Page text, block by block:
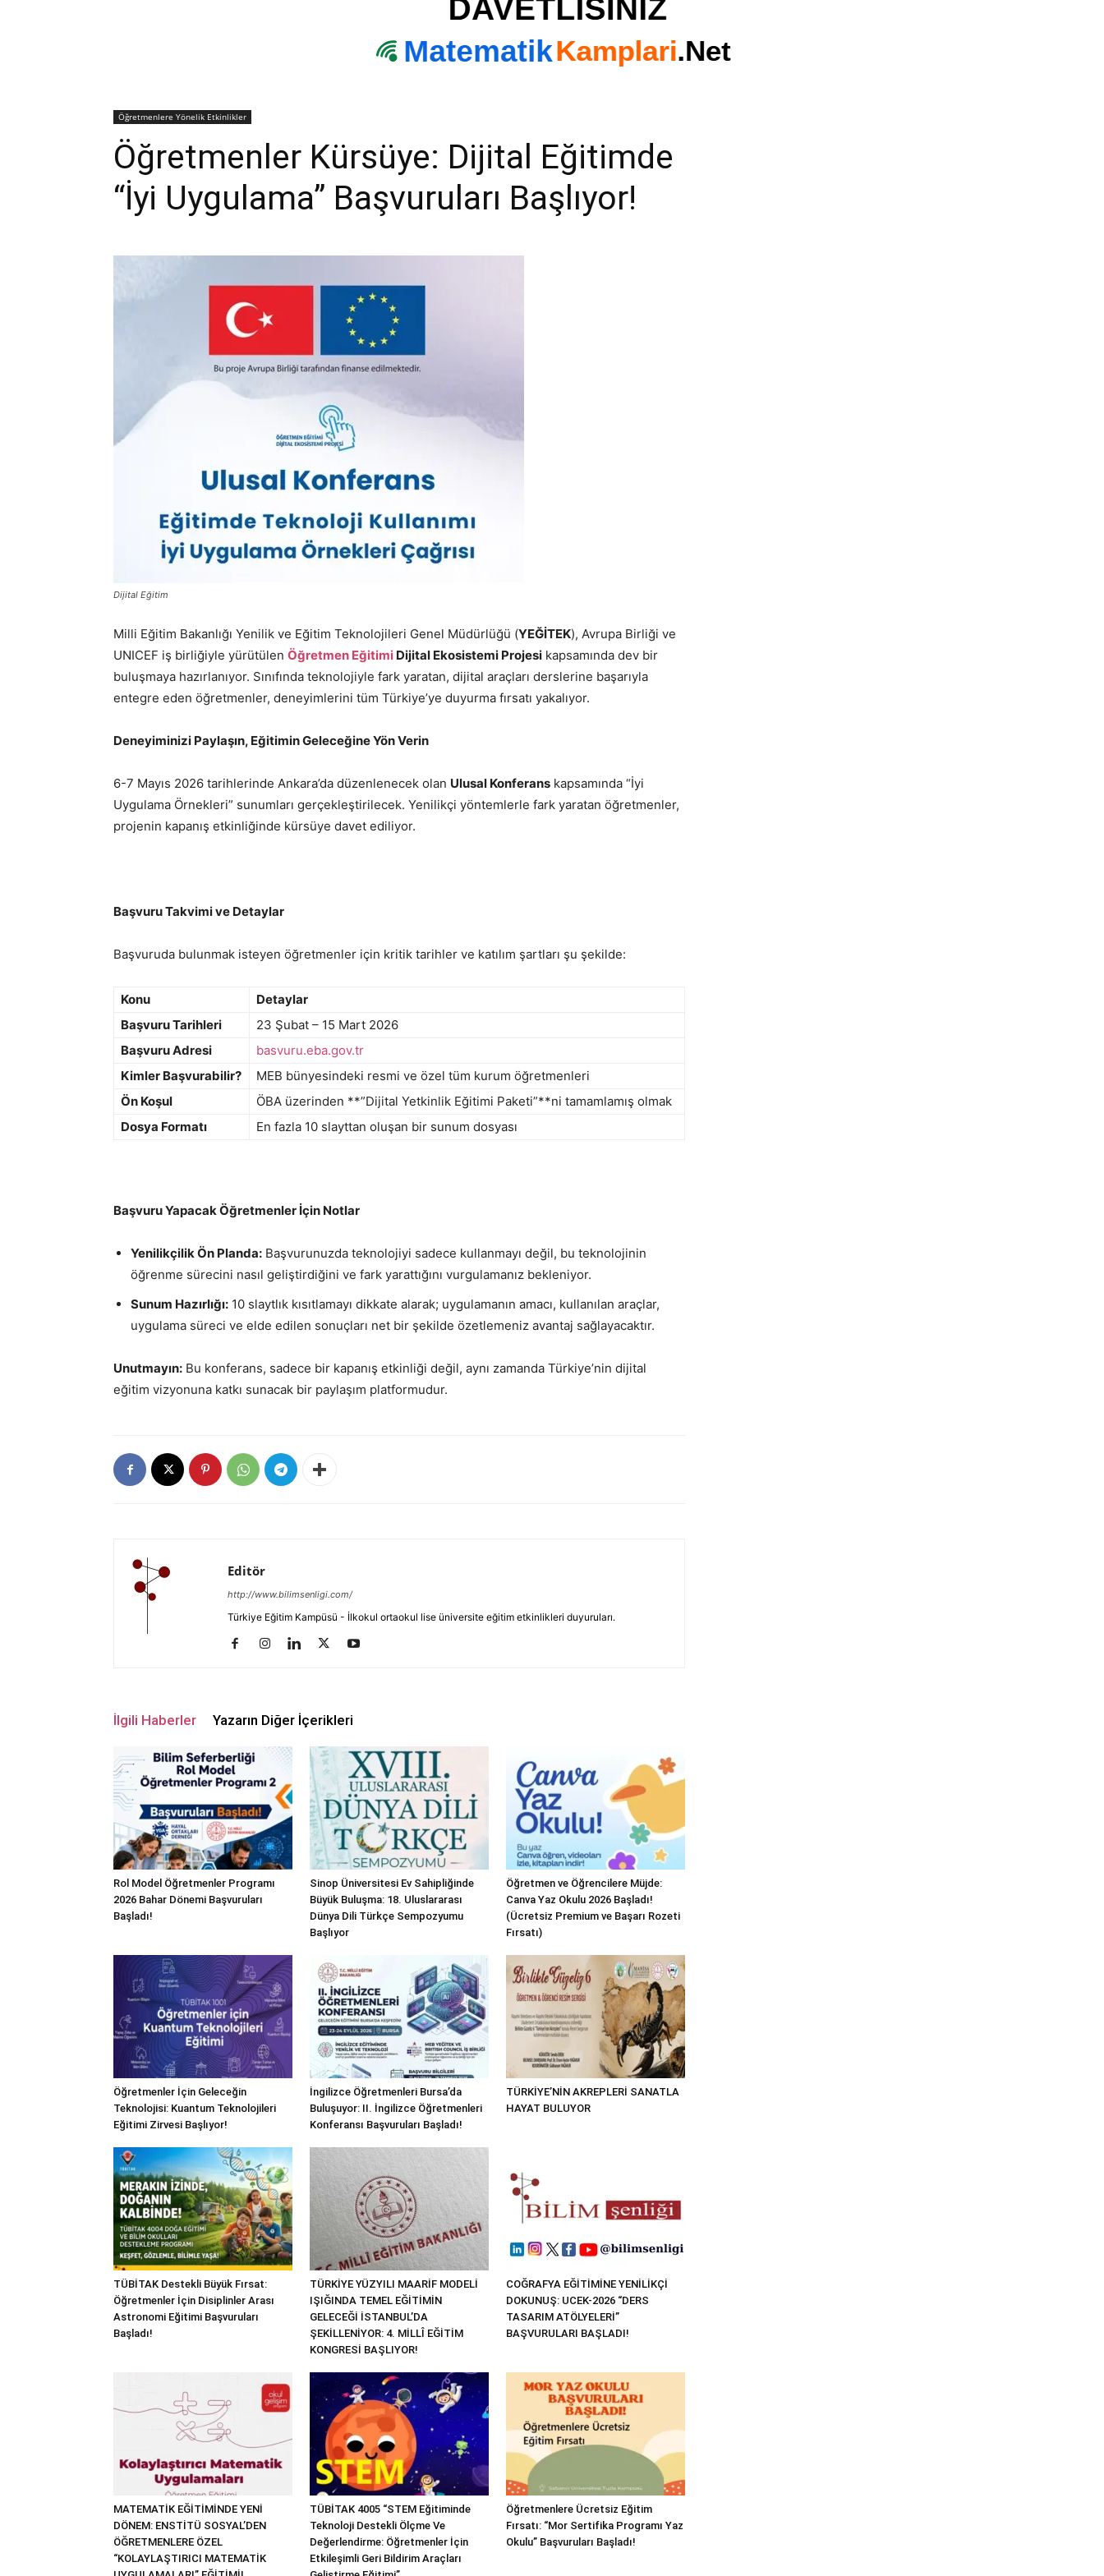
Öğretmenlere Yönelik Etkinlikler
Öğretmenler Kürsüye: Dijital Eğitimde
“İyi Uygulama” Başvuruları Başlıyor!
Dijital Eğitim
Milli Eğitim Bakanlığı Yenilik ve Eğitim Teknolojileri Genel Müdürlüğü (YEĞİTEK), Avrupa Birliği ve
UNICEF iş birliğiyle yürütülen Öğretmen Eğitimi Dijital Ekosistemi Projesi kapsamında dev bir
buluşmaya hazırlanıyor. Sınıfında teknolojiyle fark yaratan, dijital araçları derslerine başarıyla
entegre eden öğretmenler, deneyimlerini tüm Türkiye’ye duyurma fırsatı yakalıyor.
Deneyiminizi Paylaşın, Eğitimin Geleceğine Yön Verin
6-7 Mayıs 2026 tarihlerinde Ankara’da düzenlenecek olan Ulusal Konferans kapsamında “İyi
Uygulama Örnekleri” sunumları gerçekleştirilecek. Yenilikçi yöntemlerle fark yaratan öğretmenler,
projenin kapanış etkinliğinde kürsüye davet ediliyor.
Başvuru Takvimi ve Detaylar
Başvuruda bulunmak isteyen öğretmenler için kritik tarihler ve katılım şartları şu şekilde:
Konu
Detaylar
Başvuru Tarihleri
23 Şubat – 15 Mart 2026
Başvuru Adresi
basvuru.eba.gov.tr
Kimler Başvurabilir?
MEB bünyesindeki resmi ve özel tüm kurum öğretmenleri
Ön Koşul
ÖBA üzerinden **”Dijital Yetkinlik Eğitimi Paketi”**ni tamamlamış olmak
Dosya Formatı
En fazla 10 slayttan oluşan bir sunum dosyası
Başvuru Yapacak Öğretmenler İçin Notlar
Yenilikçilik Ön Planda: Başvurunuzda teknolojiyi sadece kullanmayı değil, bu teknolojinin
öğrenme sürecini nasıl geliştirdiğini ve fark yarattığını vurgulamanız bekleniyor.
Sunum Hazırlığı: 10 slaytlık kısıtlamayı dikkate alarak; uygulamanın amacı, kullanılan araçlar,
uygulama süreci ve elde edilen sonuçları net bir şekilde özetlemeniz avantaj sağlayacaktır.
Unutmayın: Bu konferans, sadece bir kapanış etkinliği değil, aynı zamanda Türkiye’nin dijital
eğitim vizyonuna katkı sunacak bir paylaşım platformudur.
Editör
http://www.bilimsenligi.com/
Türkiye Eğitim Kampüsü - İlkokul ortaokul lise üniversite eğitim etkinlikleri duyuruları.
İlgili Haberler Yazarın Diğer İçerikleri
Rol Model Öğretmenler Programı
2026 Bahar Dönemi Başvuruları
Başladı!
Sinop Üniversitesi Ev Sahipliğinde
Büyük Buluşma: 18. Uluslararası
Dünya Dili Türkçe Sempozyumu
Başlıyor
Öğretmen ve Öğrencilere Müjde:
Canva Yaz Okulu 2026 Başladı!
(Ücretsiz Premium ve Başarı Rozeti
Fırsatı)
Öğretmenler İçin Geleceğin
Teknolojisi: Kuantum Teknolojileri
Eğitimi Zirvesi Başlıyor!
İngilizce Öğretmenleri Bursa’da
Buluşuyor: II. İngilizce Öğretmenleri
Konferansı Başvuruları Başladı!
TÜRKİYE’NİN AKREPLERİ SANATLA
HAYAT BULUYOR
TÜBİTAK Destekli Büyük Fırsat:
Öğretmenler İçin Disiplinler Arası
Astronomi Eğitimi Başvuruları
Başladı!
TÜRKİYE YÜZYILI MAARİF MODELİ
IŞIĞINDA TEMEL EĞİTİMİN
GELECEĞİ İSTANBUL’DA
ŞEKİLLENİYOR: 4. MİLLÎ EĞİTİM
KONGRESİ BAŞLIYOR!
COĞRAFYA EĞİTİMİNE YENİLİKÇİ
DOKUNUŞ: UCEK-2026 “DERS
TASARIM ATÖLYELERİ”
BAŞVURULARI BAŞLADI!
MATEMATİK EĞİTİMİNDE YENİ
DÖNEM: ENSTİTÜ SOSYAL’DEN
ÖĞRETMENLERE ÖZEL
“KOLAYLAŞTIRICI MATEMATİK
TÜBİTAK 4005 “STEM Eğitiminde
Teknoloji Destekli Ölçme Ve
Değerlendirme: Öğretmenler İçin
Etkileşimli Geri Bildirim Araçları
Öğretmenlere Ücretsiz Eğitim
Fırsatı: “Mor Sertifika Programı Yaz
Okulu” Başvuruları Başladı!